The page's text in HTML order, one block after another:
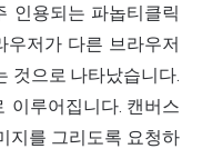
인용되는 파놉티클릭
우저가 다른 브라우저
것으로 나타났습니다.
이루어집니다. 캔버스
지를 그리도록 요청하